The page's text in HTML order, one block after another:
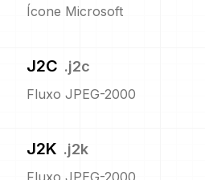
Ícone Microsoft
J2C .j2c
Fluxo JPEG-2000
J2K .j2k
Fluxo JPEG-2000